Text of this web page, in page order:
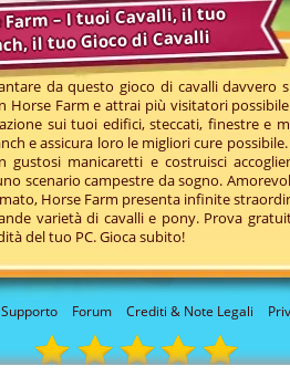
Supporto Forum Crediti & Note Legali
Farm – I tuoi Cavalli, il tuo
il tuo Gioco di Cavalli
da questo gioco di cavalli davvero
Horse Farm e attrai più visitatori
sui tuoi edifici, steccati, finestre e
e assicura loro le migliori cure
gustosi manicaretti e costruisci
scenario campestre da sogno.
Horse Farm presenta infinite
varietà di cavalli e pony. Prova
del tuo PC. Gioca subito!